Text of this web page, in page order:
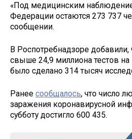
«Под медицинским
Федерации остаются 273 737
сообщении.
В Роспотребнадзоре
свыше 24,9 миллиона тестов на
было сделано 314 тысяч
Ранее сообщалось, что число
заражения коронавирусной
субботу достигло 600 435.